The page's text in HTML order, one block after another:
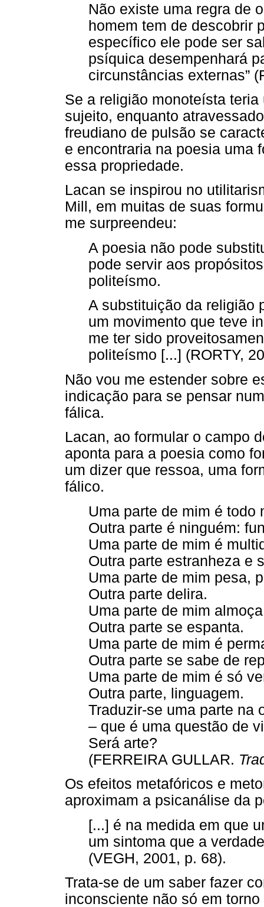
Não existe uma regra de
homem tem de descobrir
específico ele pode ser
psíquica desempenhará
circunstâncias externas”
Se a religião monoteísta
sujeito, enquanto
freudiano de pulsão se
e encontraria na poesia uma
essa propriedade.
Lacan se inspirou no
Mill, em muitas de suas
me surpreendeu:
A poesia não pode
pode servir aos
politeísmo.
A substituição da religião
um movimento que teve
me ter sido
politeísmo [...] (RORTY,
Não vou me estender sobre
indicação para se pensar
fálica.
Lacan, ao formular o campo
aponta para a poesia como
um dizer que ressoa, uma
fálico.
Uma parte de mim é todo
Outra parte é ninguém:
Uma parte de mim é
Outra parte estranheza e
Uma parte de mim pesa,
Outra parte delira.
Uma parte de mim
Outra parte se espanta.
Uma parte de mim é
Outra parte se sabe de
Uma parte de mim é só
Outra parte, linguagem.
Traduzir-se uma parte na
– que é uma questão de
Será arte?
(FERREIRA GULLAR.
Os efeitos metafóricos e
aproximam a psicanálise da
[...] é na medida em que
um sintoma que a
(VEGH, 2001, p. 68).
Trata-se de um saber fazer
inconsciente não só em